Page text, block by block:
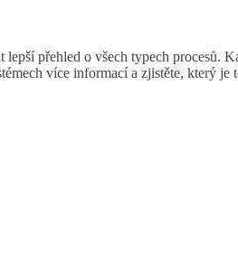
přehled o všech typech procesů.
více informací a zjistěte, který je